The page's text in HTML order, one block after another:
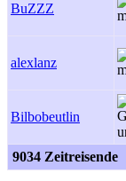
BuZZZ
alexlanz
Bilbobeutlin
9034 Zeitreisende